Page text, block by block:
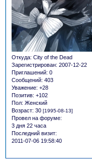
Откуда: City of the Dead
Зарегистрирован: 2007-12-22
Приглашений: 0
Сообщений: 403
Уважение: +28
Позитив: +102
Пол: Женский
Возраст: 30 [1995-08-13]
Провел на форуме:
3 дня 22 часа
Последний визит:
2011-07-06 19:58:40